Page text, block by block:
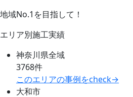
地域No.1を目指して！
エリア別施工実績
神奈川県全域
3768件
このエリアの事例をcheck→
大和市